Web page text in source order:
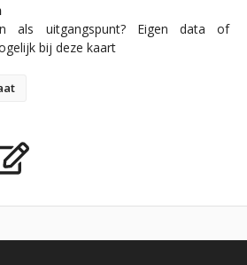
als uitgangspunt? Eigen data of
bij deze kaart